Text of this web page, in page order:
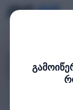
უწყვეტი კვების წყარო
აკუმულატორით